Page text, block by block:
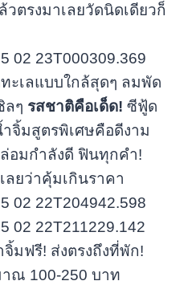
ตรงมาเลยวัดนิดเดียวก็
ะเลแบบใกล้สุดๆ ลมพัด
ลๆ รสชาติคือเด็ด! ซีฟู้ด
จิ้มสูตรพิเศษคือดีงาม
อมกำลังดี ฟินทุกคำ!
ลยว่าคุ้มเกินราคา
มฟรี! ส่งตรงถึงที่พัก!
าณ 100-250 บาท